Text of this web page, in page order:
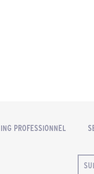
PROFESSIONNEL